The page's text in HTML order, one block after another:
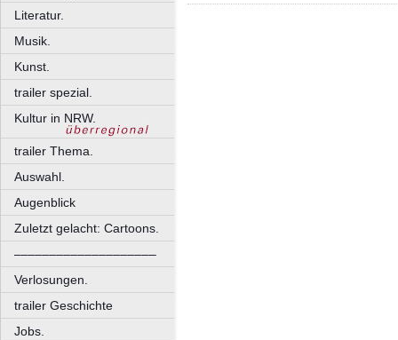
Literatur.
Musik.
Kunst.
trailer spezial.
Kultur in NRW.
trailer Thema.
Auswahl.
Augenblick
Zuletzt gelacht: Cartoons.
––––––––––––––––––––
Verlosungen.
trailer Geschichte
Jobs.